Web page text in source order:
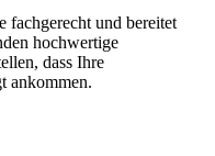
fachgerecht und bereitet
hochwertige
dass Ihre
ankommen.